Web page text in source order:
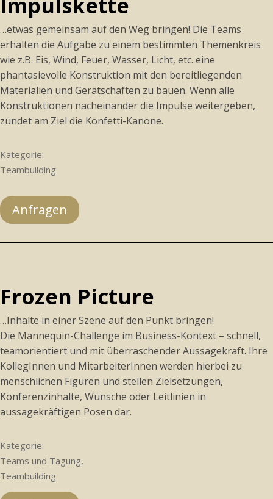
…etwas gemeinsam auf den Weg bringen! Die Teams
erhalten die Aufgabe zu einem bestimmten Themenkreis
wie z.B. Eis, Wind, Feuer, Wasser, Licht, etc. eine
phantasievolle Konstruktion mit den bereitliegenden
Materialien und Gerätschaften zu bauen. Wenn alle
Konstruktionen nacheinander die Impulse weitergeben,
zündet am Ziel die Konfetti-Kanone.
Kategorie:
Teambuilding
Anfragen
Frozen Picture
…Inhalte in einer Szene auf den Punkt bringen!
Die Mannequin-Challenge im Business-Kontext – schnell,
teamorientiert und mit überraschender Aussagekraft. Ihre
KollegInnen und MitarbeiterInnen werden hierbei zu
menschlichen Figuren und stellen Zielsetzungen,
Konferenzinhalte, Wünsche oder Leitlinien in
aussagekräftigen Posen dar.
Kategorie:
Teams und Tagung,
Teambuilding